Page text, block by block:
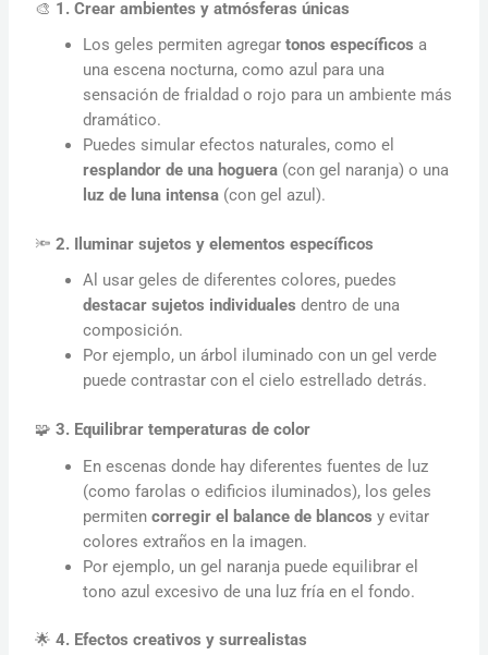
🎨 1. Crear ambientes y atmósferas únicas
Los geles permiten agregartonos específicos a
una escena nocturna, como azul para una
sensación de frialdad o rojo para un ambiente más
dramático.
Puedes simular efectos naturales, como el
resplandor de una hoguera (con gel naranja) o una
luz de luna intensa (con gel azul).
🔦2. Iluminar sujetos y elementos específicos
Al usar geles de diferentes colores, puedes
destacar sujetos individuales dentro de una
composición.
Por ejemplo, un árbol iluminado con un gel verde
puede contrastar con el cielo estrellado detrás.
🧩3. Equilibrar temperaturas de color
En escenas donde hay diferentes fuentes de luz
(como farolas o edificios iluminados), los geles
permitencorregir el balance de blancos y evitar
colores extraños en la imagen.
Por ejemplo, un gel naranja puede equilibrar el
tono azul excesivo de una luz fría en el fondo.
🌟4. Efectos creativos y surrealistas